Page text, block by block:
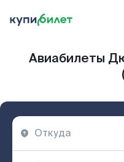
Авиабилеты